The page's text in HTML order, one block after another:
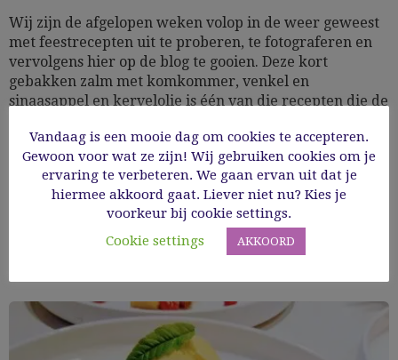
Wij zijn de afgelopen weken volop in de weer geweest
met feestrecepten uit te proberen, te fotograferen en
vervolgens hier op de blog te gooien. Deze kort
gebakken zalm met komkommer, venkel en
sinaasappel en kervelolie is één van die recepten die de
27/11/2020
Vandaag is een mooie dag om cookies te accepteren.
Gewoon voor wat ze zijn! Wij gebruiken cookies om je
ervaring te verbeteren. We gaan ervan uit dat je
hiermee akkoord gaat. Liever niet nu? Kies je
voorkeur bij cookie settings.
Cookie settings
AKKOORD